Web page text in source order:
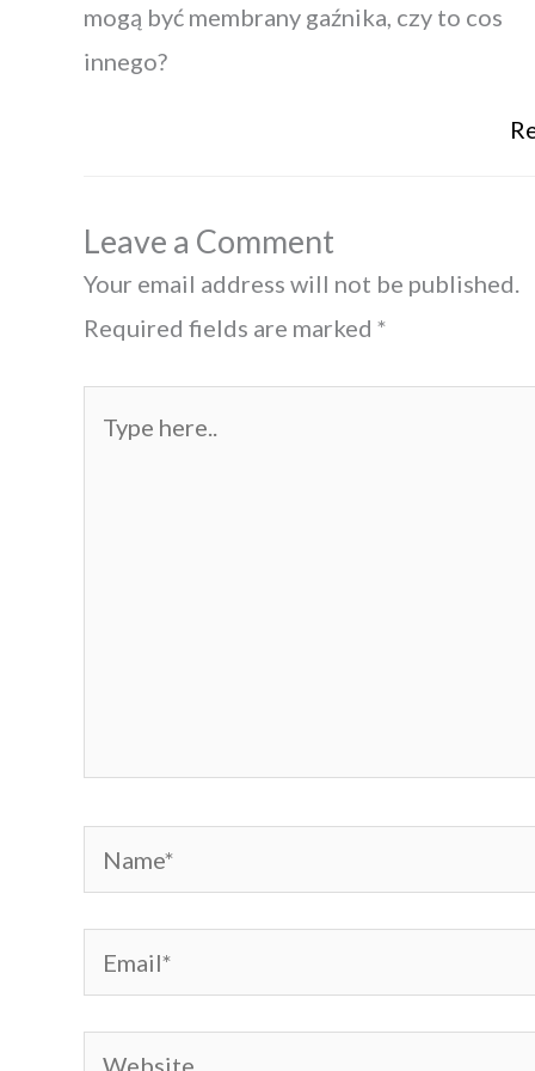
mogą być membrany gaźnika, czy to cos
innego?
Leave a Comment
Your email address will not be published.
Required fields are marked *
Name*
Email*
Website